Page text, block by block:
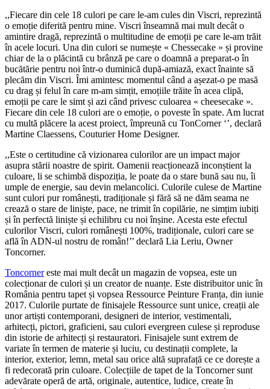
,,Fiecare din cele 18 culori pe care le-am cules din Viscri, reprezintă
o emoție diferită pentru mine. Viscri înseamnă mai mult decât o
amintire dragă, reprezintă o multitudine de emoții pe care le-am trăit
în acele locuri. Una din culori se numește « Chessecake » și provine
chiar de la o plăcintă cu brânză pe care o doamnă a preparat-o în
bucătărie pentru noi într-o duminică după-amiază, exact înainte să
plecăm din Viscri. Îmi amintesc momentul când a așezat-o pe masă
cu drag și felul în care m-am simțit, emoțiile trăite în acea clipă,
emoții pe care le simt și azi când privesc culoarea « cheesecake ».
Fiecare din cele 18 culori are o emoție, o poveste în spate. Am lucrat
cu multă plăcere la acest proiect, împreună cu TonCorner ‘’, declară
Martine Claessens, Couturier Home Designer.
,,Este o certitudine că vizionarea culorilor are un impact major
asupra stării noastre de spirit. Oamenii reacționează inconștient la
culoare, li se schimbă dispoziția, le poate da o stare bună sau nu, îi
umple de energie, sau devin melancolici. Culorile culese de Martine
sunt culori pur românești, tradiționale și fără să ne dăm seama ne
crează o stare de liniște, pace, ne trimit în copilărie, ne simțim iubiți
și în perfectă liniște și echilibru cu noi înșine. Acesta este efectul
culorilor Viscri, culori românești 100%, tradiționale, culori care se
află în ADN-ul nostru de român!’’ declară Lia Leriu, Owner
Toncorner.
Toncornereste mai mult decât un magazin de vopsea, este un
colecționar de culori și un creator de nuanțe. Este distribuitor unic în
România pentru tapet și vopsea Ressource Peinture Franța, din iunie
2017. Culorile purtate de finisajele Ressource sunt unice, creații ale
unor artiști contemporani, designeri de interior, vestimentali,
arhitecți, pictori, graficieni, sau culori evergreen culese și reproduse
din istorie de arhitecți și restauratori. Finisajele sunt extrem de
variate în termen de materie și luciu, cu destinații complete, la
interior, exterior, lemn, metal sau orice altă suprafață ce ce dorește a
fi redecorată prin culoare. Colecțiile de tapet de la Toncorner sunt
adevărate operă de artă, originale, autentice, ludice, create în